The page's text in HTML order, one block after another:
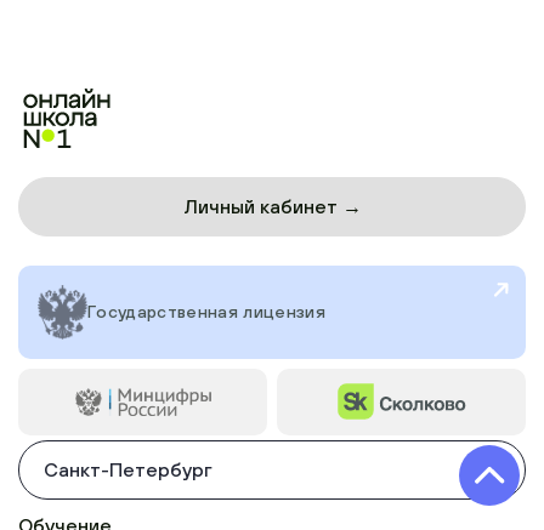
Личный кабинет →
Государственная лицензия
Санкт-Петербург
Обучение